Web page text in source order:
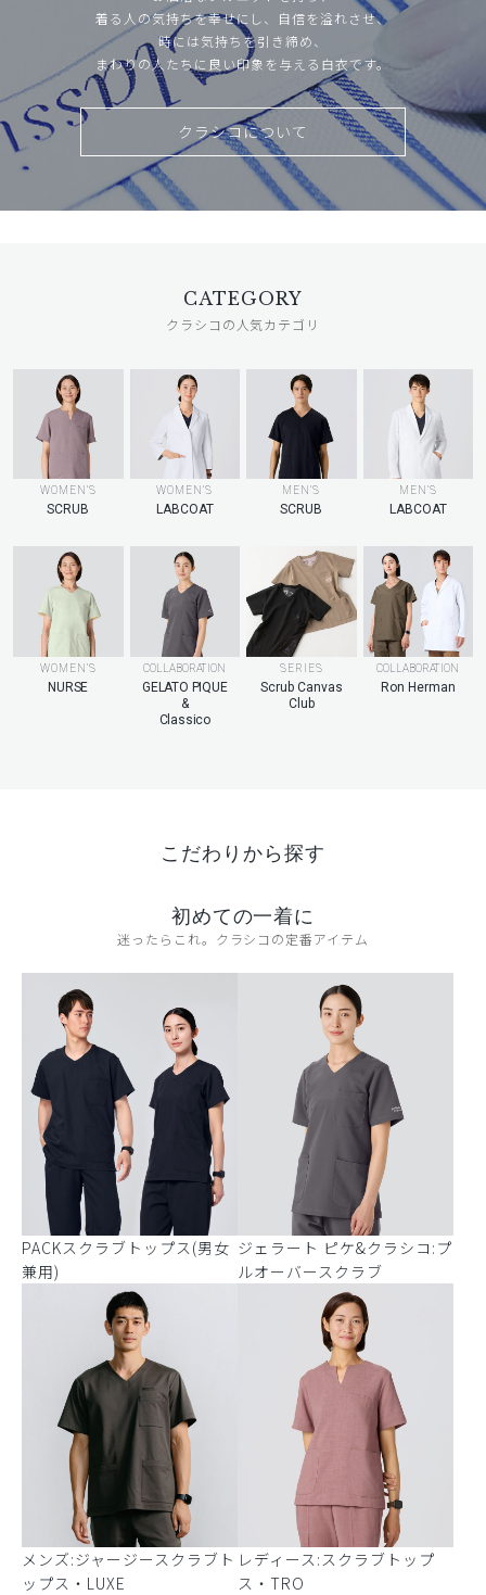
着る人の気持ちを幸せにし、自信を溢れさせ、
時には気持ちを引き締め、
まわりの人たちに良い印象を与える白衣です。
クラシコについて
CATEGORY
クラシコの人気カテゴリ
WOMEN’S
SCRUB
WOMEN’S
LABCOAT
MEN’S
SCRUB
MEN’S
LABCOAT
WOMEN’S
NURSE
COLLABORATION
GELATO PIQUE
&
Classico
SERIES
Scrub Canvas
Club
COLLABORATION
Ron Herman
こだわりから探す
初めての一着に
迷ったらこれ。クラシコの定番アイテム
PACKスクラブトップス(男女
兼用)
ジェラート ピケ&クラシコ:プ
ルオーバースクラブ
メンズ:ジャージースクラブト
ップス・LUXE
レディース:スクラブトップ
ス・TRO